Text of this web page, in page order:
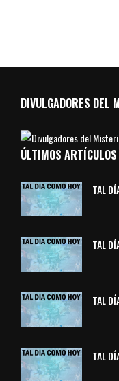
DIVULGADORES DEL
ÚLTIMOS ARTÍCULOS
TAL
TAL
TAL
TAL